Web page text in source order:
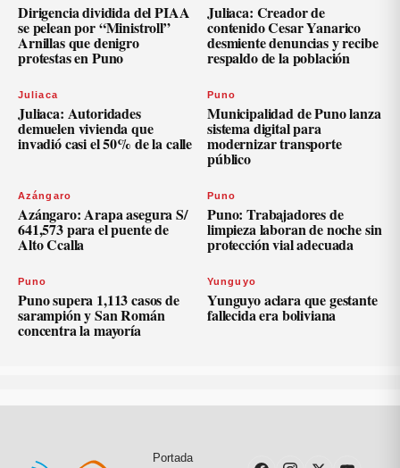
Dirigencia dividida del PIAA
se pelean por “Ministroll”
Arnillas que denigro
protestas en Puno
Juliaca: Creador de
contenido Cesar Yanarico
desmiente denuncias y recibe
respaldo de la población
Juliaca
Juliaca: Autoridades
demuelen vivienda que
invadió casi el 50% de la calle
Puno
Municipalidad de Puno lanza
sistema digital para
modernizar transporte
público
Azángaro
Azángaro: Arapa asegura S/
641,573 para el puente de
Alto Ccalla
Puno
Puno: Trabajadores de
limpieza laboran de noche sin
protección vial adecuada
Puno
Puno supera 1,113 casos de
sarampión y San Román
concentra la mayoría
Yunguyo
Yunguyo aclara que gestante
fallecida era boliviana
Portada